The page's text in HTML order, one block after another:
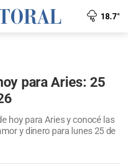
18.7°
para Aries: 25
hoy para Aries y conocé las
y dinero para lunes 25 de